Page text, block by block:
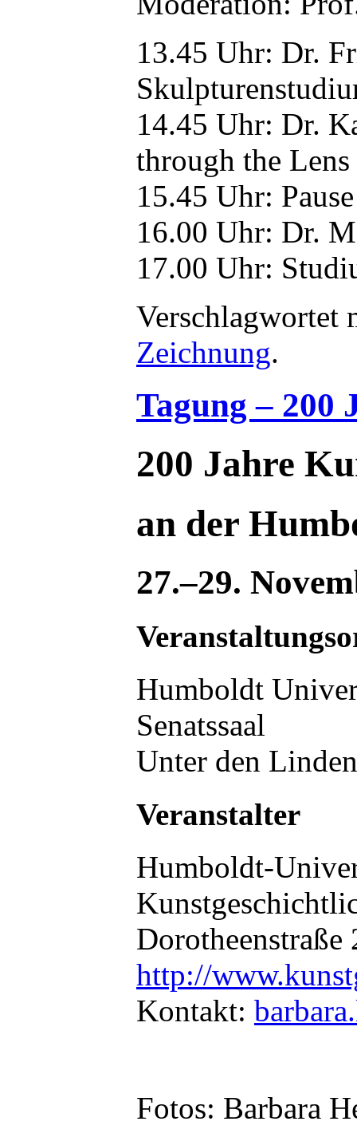
13.45 Uhr: Dr.
14.45 Uhr: Dr.
through the
15.45 Uhr: Pause
16.00 Uhr: Dr.
17.00 Uhr:
Verschlagwortet
Zeichnung.
Tagung – 200
200 Jahre
an der
27.–29.
Humboldt
Senatssaal
Unter den
Veranstalter
Humboldt-
http://
Kontakt:
Fotos: Barbara